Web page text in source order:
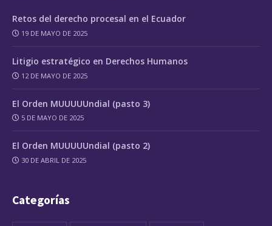
Retos del derecho procesal en el Ecuador
19 DE MAYO DE 2025
Litigio estratégico en Derechos Humanos
12 DE MAYO DE 2025
El Orden MUUUUUndial (pasto 3)
5 DE MAYO DE 2025
El Orden MUUUUUndial (pasto 2)
30 DE ABRIL DE 2025
Categorías